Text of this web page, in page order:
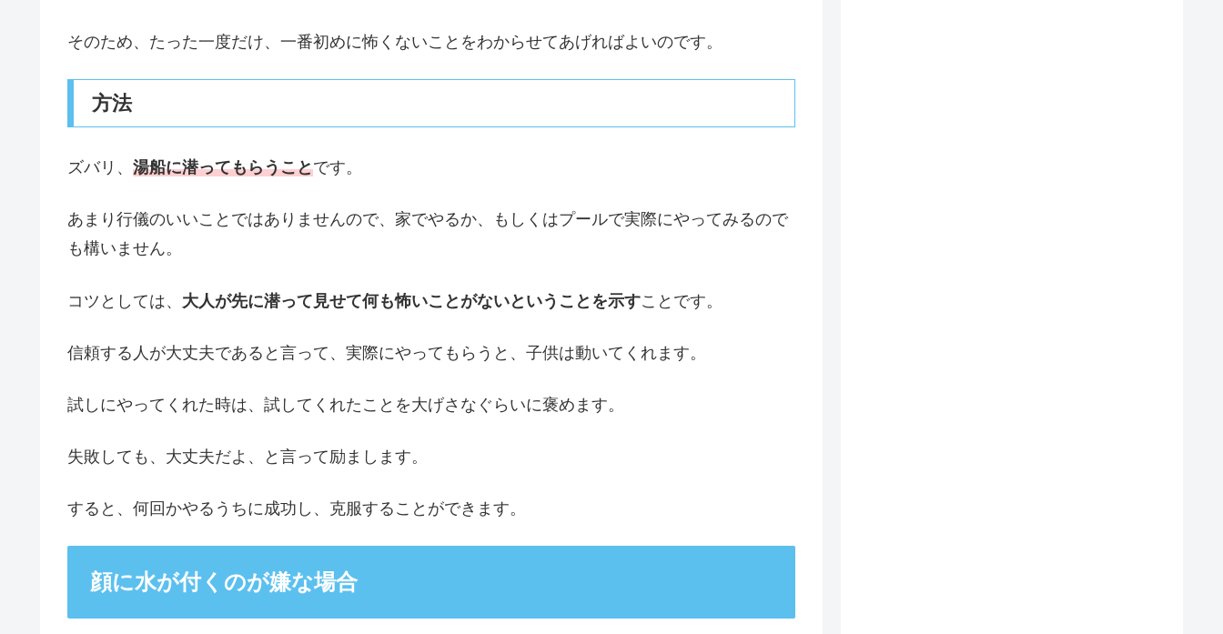
そのため、たった一度だけ、一番初めに怖くないことをわからせてあげればよいのです。
方法
ズバリ、 湯船に潜ってもらうことです。
あまり行儀のいいことではありませんので、家でやるか、もしくはプールで実際にやってみるので
も構いません。
コツとしては、 大人が先に潜って見せて何も怖いことがないということを示すことです。
信頼する人が大丈夫であると言って、実際にやってもらうと、子供は動いてくれます。
試しにやってくれた時は、試してくれたことを大げさなぐらいに褒めます。
失敗しても、大丈夫だよ、と言って励まします。
すると、何回かやるうちに成功し、克服することができます。
顔に水が付くのが嫌な場合